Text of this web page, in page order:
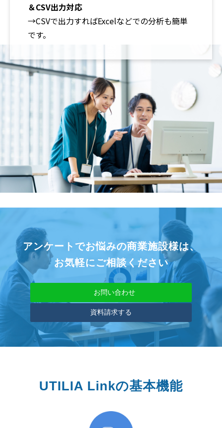
＆CSV出力対応
→CSVで出力すればExcelなどでの分析も簡単
です。
アンケートでお悩みの商業施設様は、
お気軽にご相談ください
お問い合わせ
資料請求する
UTILIA Linkの基本機能